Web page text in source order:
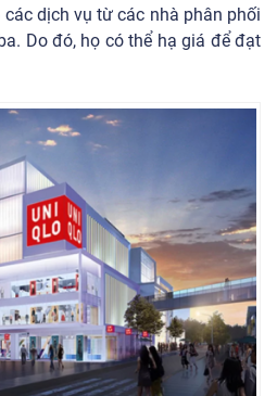
dịch vụ từ các nhà phân phối
Do đó, họ có thể hạ giá để đạt